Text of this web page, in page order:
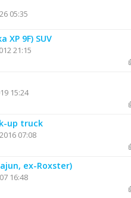
05:35
9F) SUV
21:15
15:24
up truck
07:08
ex-Roxster)
16:48